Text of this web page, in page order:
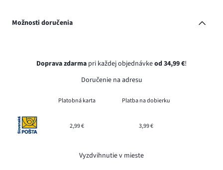
Možnosti doručenia
Doprava zdarma pri každej objednávkeod 34,99 €!
Doručenie na adresu
Platobná karta Platba na dobierku
2,99 € 3,99 €
Vyzdvihnutie v mieste